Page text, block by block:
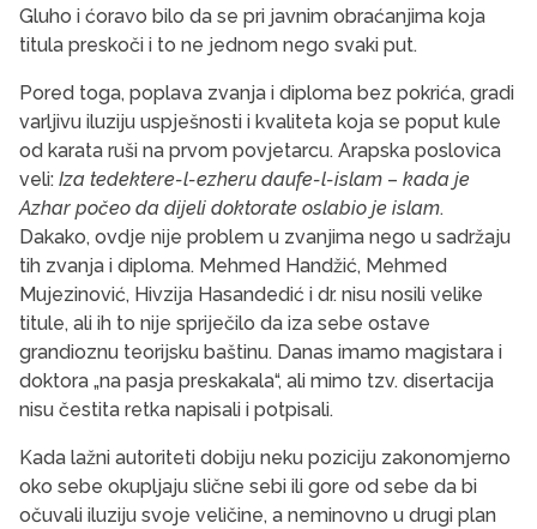
Gluho i ćoravo bilo da se pri javnim obraćanjima koja
titula preskoči i to ne jednom nego svaki put.
Pored toga, poplava zvanja i diploma bez pokrića, gradi
varljivu iluziju uspješnosti i kvaliteta koja se poput kule
od karata ruši na prvom povjetarcu. Arapska poslovica
veli: Iza tedektere-l-ezheru daufe-l-islam – kada je
Azhar počeo da dijeli doktorate oslabio je islam.
Dakako, ovdje nije problem u zvanjima nego u sadržaju
tih zvanja i diploma. Mehmed Handžić, Mehmed
Mujezinović, Hivzija Hasandedić i dr. nisu nosili velike
titule, ali ih to nije spriječilo da iza sebe ostave
grandioznu teorijsku baštinu. Danas imamo magistara i
doktora „na pasja preskakala“, ali mimo tzv. disertacija
nisu čestita retka napisali i potpisali.
Kada lažni autoriteti dobiju neku poziciju zakonomjerno
oko sebe okupljaju slične sebi ili gore od sebe da bi
očuvali iluziju svoje veličine, a neminovno u drugi plan